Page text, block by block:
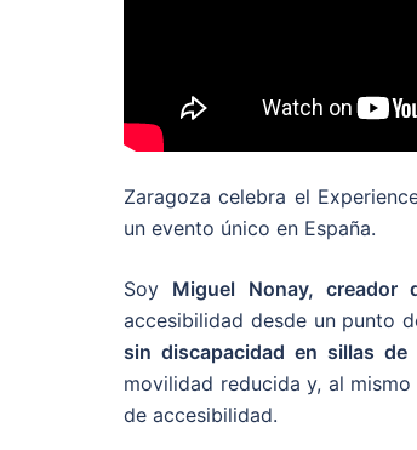
Zaragoza celebra el
un evento único en España.
Soy Miguel Nonay, creador
accesibilidad desde un punto
sin discapacidad en sillas de
movilidad reducida y, al
de accesibilidad.